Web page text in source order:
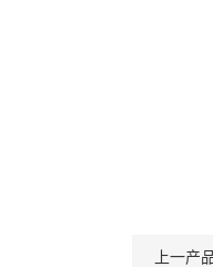
上一产